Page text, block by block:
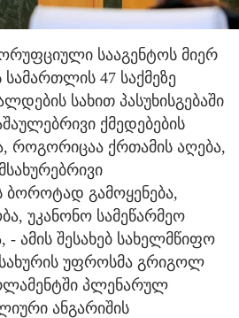
სააგენტოს მიერ
სამართლის 47 საქმეზე
სახით პასუხისგებაში
ქმედებების
როგორიცაა ქრთამის აღება,
გამოყენება,
უკანონო სამეწარმეო
- ამის შესახებ სახელმწიფო
უფროსმა გრიგოლ
პლენარულ
ანგარიშის